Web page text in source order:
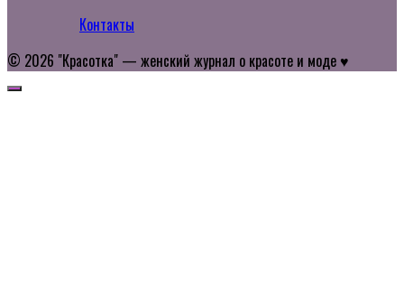
Контакты
© 2026 "Красотка" — женский журнал о красоте и моде ♥